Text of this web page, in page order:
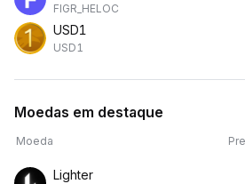
FIGR_HELOC
USD1
USD1
Moedas em destaque
Moeda
Lighter